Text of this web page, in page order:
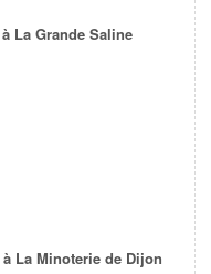
à La Grande Saline
à La Minoterie de Dijon